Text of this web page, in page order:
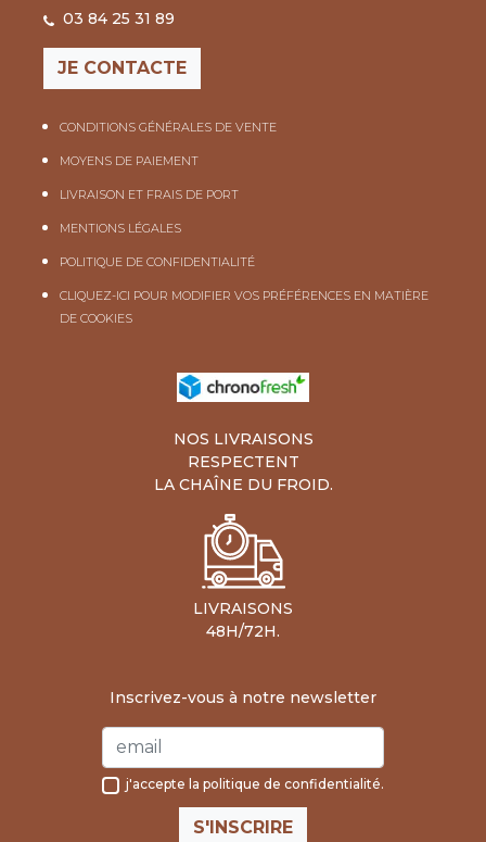
03 84 25 31 89
JE CONTACTE
CONDITIONS GÉNÉRALES DE VENTE
MOYENS DE PAIEMENT
LIVRAISON ET FRAIS DE PORT
MENTIONS LÉGALES
POLITIQUE DE CONFIDENTIALITÉ
CLIQUEZ-ICI POUR MODIFIER VOS PRÉFÉRENCES EN MATIÈRE
DE COOKIES
NOS LIVRAISONS
RESPECTENT
LA CHAÎNE DU FROID.
LIVRAISONS
48H/72H.
Inscrivez-vous à notre newsletter
j'accepte la politique de confidentialité.